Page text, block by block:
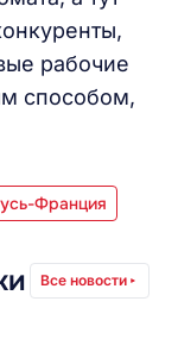
рабочие
способом,
Франция
Все новости